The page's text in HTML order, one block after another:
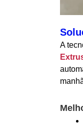
A